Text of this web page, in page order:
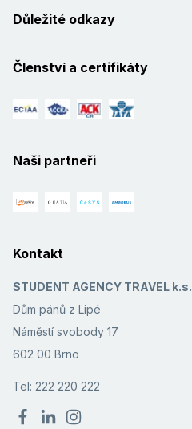
Důležité odkazy
Členství a certifikáty
Naši partneři
Kontakt
STUDENT AGENCY TRAVEL k.s.
Dům pánů z Lipé
Náměstí svobody 17
602 00 Brno
Tel: 222 220 222